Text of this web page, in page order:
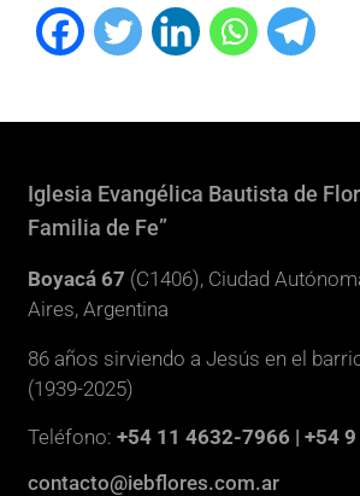
Iglesia Evangélica Bautista de
Familia de Fe”
Boyacá 67 (C1406), Ciudad
Aires, Argentina
86 años sirviendo a Jesús en el
(1939-2025)
Teléfono:+54 11 4632-7966 | +54
contacto@iebflores.com.ar